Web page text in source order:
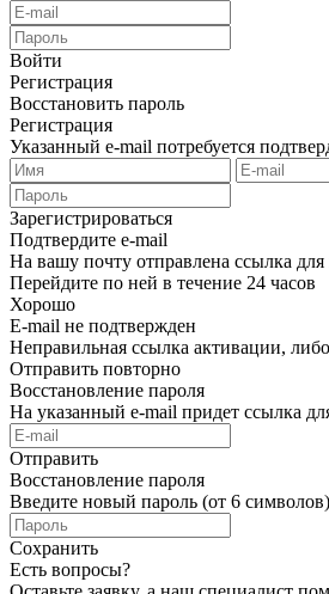
Войти
Регистрация
Восстановить пароль
Регистрация
Указанный e-mail потребуется
Зарегистрироваться
Подтвердите e-mail
На вашу почту отправлена ссылка
Перейдите по ней в течение 24 часов
Хорошо
E-mail не подтвержден
Неправильная ссылка активации,
Отправить повторно
Восстановление пароля
На указанный e-mail придет ссылка
Отправить
Восстановление пароля
Введите новый пароль (от 6 символов)
Сохранить
Есть вопросы?